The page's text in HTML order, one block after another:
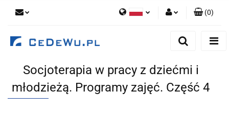
Dodaj zgłoszenie
Zgody cookies
(0)
Socjoterapia w pracy z dziećmi i
młodzieżą. Programy zajęć. Część 4